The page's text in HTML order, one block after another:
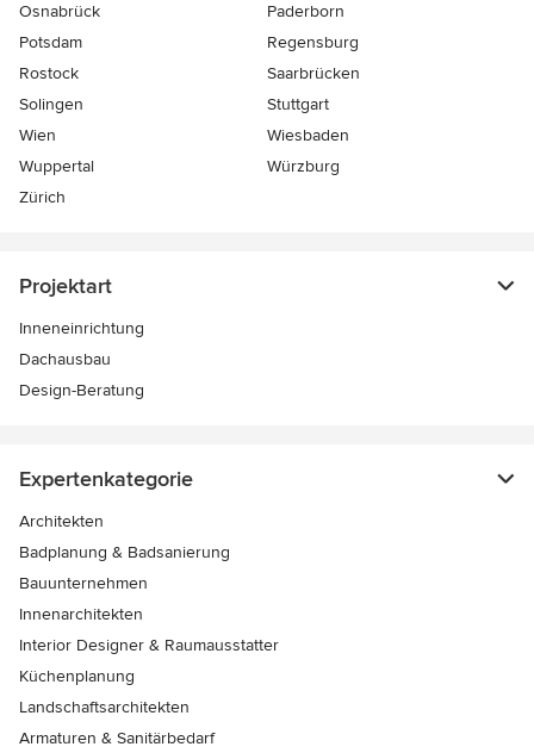
Osnabrück
Paderborn
Potsdam
Regensburg
Rostock
Saarbrücken
Solingen
Stuttgart
Wien
Wiesbaden
Wuppertal
Würzburg
Zürich
Projektart
Inneneinrichtung
Dachausbau
Design-Beratung
Expertenkategorie
Architekten
Badplanung & Badsanierung
Bauunternehmen
Innenarchitekten
Interior Designer & Raumausstatter
Küchenplanung
Landschaftsarchitekten
Armaturen & Sanitärbedarf